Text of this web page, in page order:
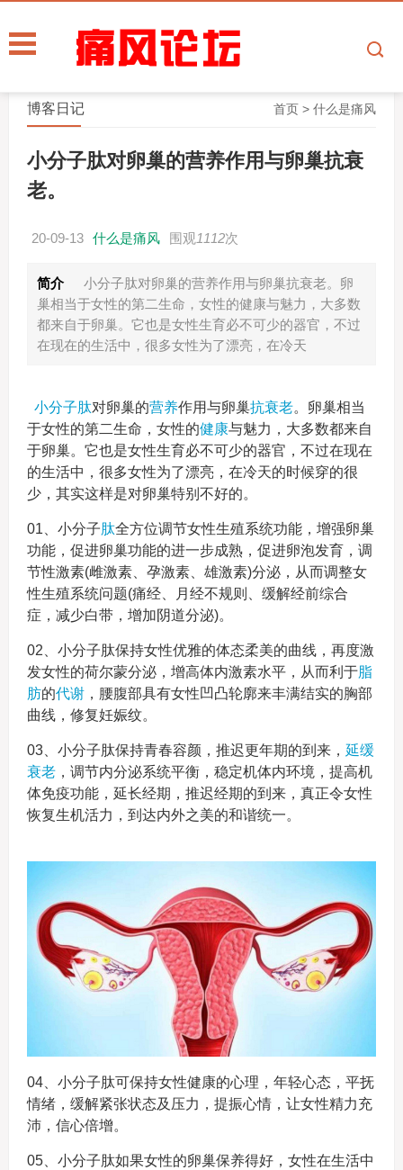
首页 >什么是痛风
博客日记
小分子肽对卵巢的营养作用与卵巢抗衰
老。
20-09-13 什么是痛风 围观 1112次
简介
小分子肽对卵巢的营养作用与卵巢抗衰老。卵
巢相当于女性的第二生命，女性的健康与魅力，大多数
都来自于卵巢。它也是女性生育必不可少的器官，不过
在现在的生活中，很多女性为了漂亮，在冷天
小分子肽对卵巢的营养作用与卵巢抗衰老。卵巢相当
于女性的第二生命，女性的健康与魅力，大多数都来自
于卵巢。它也是女性生育必不可少的器官，不过在现在
的生活中，很多女性为了漂亮，在冷天的时候穿的很
少，其实这样是对卵巢特别不好的。
01、小分子肽全方位调节女性生殖系统功能，增强卵巢
功能，促进卵巢功能的进一步成熟，促进卵泡发育，调
节性激素(雌激素、孕激素、雄激素)分泌，从而调整女
性生殖系统问题(痛经、月经不规则、缓解经前综合
症，减少白带，增加阴道分泌)。
02、小分子肽保持女性优雅的体态柔美的曲线，再度激
发女性的荷尔蒙分泌，增高体内激素水平，从而利于脂
肪的代谢，腰腹部具有女性凹凸轮廓来丰满结实的胸部
曲线，修复妊娠纹。
03、小分子肽保持青春容颜，推迟更年期的到来， 延缓
衰老，调节内分泌系统平衡，稳定机体内环境，提高机
体免疫功能，延长经期，推迟经期的到来，真正令女性
恢复生机活力，到达内外之美的和谐统一。
04、小分子肽可保持女性健康的心理，年轻心态，平抚
情绪，缓解紧张状态及压力，提振心情，让女性精力充
沛，信心倍增。
05、小分子肽如果女性的卵巢保养得好，女性在生活中